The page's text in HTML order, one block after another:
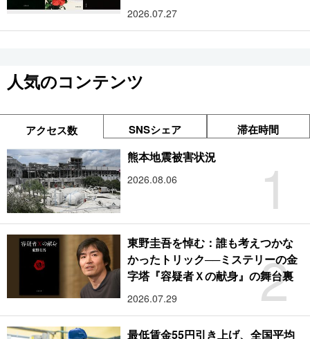
2026.07.27
人気のコンテンツ
アクセス数 SNSシェア 滞在時間
1
熊本地震被害状況
2026.08.06
2
東野圭吾を悼む：誰も考えつかな
かったトリック──ミステリーの金
字塔『容疑者Ｘの献身』の舞台裏
2026.07.29
最低賃金55円引き上げ、全国平均